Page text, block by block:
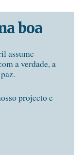
boa
assume
a verdade, a
projecto e